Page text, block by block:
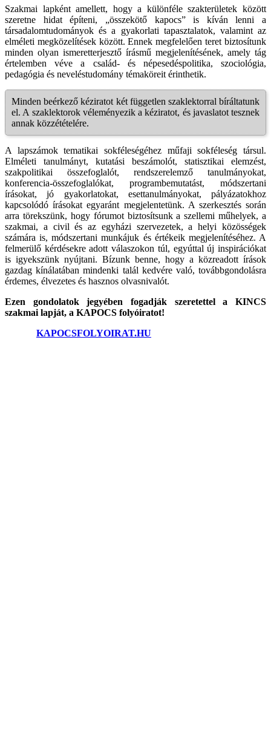
Szakmai lapként amellett, hogy a különféle szakterületek között
szeretne hidat építeni, „összekötő kapocs” is kíván lenni a
társadalomtudományok és a gyakorlati tapasztalatok, valamint az
elméleti megközelítések között. Ennek megfelelően teret biztosítunk
minden olyan ismeretterjesztő írásmű megjelenítésének, amely tág
értelemben véve a család- és népesedéspolitika, szociológia,
pedagógia és neveléstudomány témaköreit érinthetik.
Minden beérkező kéziratot két független szaklektorral bíráltatunk
el. A szaklektorok véleményezik a kéziratot, és javaslatot tesznek
annak közzétételére.
A lapszámok tematikai sokféleségéhez műfaji sokféleség társul.
Elméleti tanulmányt, kutatási beszámolót, statisztikai elemzést,
szakpolitikai összefoglalót, rendszerelemző tanulmányokat,
konferencia-összefoglalókat, programbemutatást, módszertani
írásokat, jó gyakorlatokat, esettanulmányokat, pályázatokhoz
kapcsolódó írásokat egyaránt megjelentetünk. A szerkesztés során
arra törekszünk, hogy fórumot biztosítsunk a szellemi műhelyek, a
szakmai, a civil és az egyházi szervezetek, a helyi közösségek
számára is, módszertani munkájuk és értékeik megjelenítéséhez. A
felmerülő kérdésekre adott válaszokon túl, egyúttal új inspirációkat
is igyekszünk nyújtani. Bízunk benne, hogy a közreadott írások
gazdag kínálatában mindenki talál kedvére való, továbbgondolásra
érdemes, élvezetes és hasznos olvasnivalót.
Ezen gondolatok jegyében fogadják szeretettel a KINCS
szakmai lapját, a KAPOCS folyóiratot!
KAPOCSFOLYOIRAT.HU